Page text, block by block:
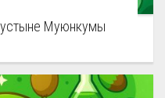
Муюнкумы